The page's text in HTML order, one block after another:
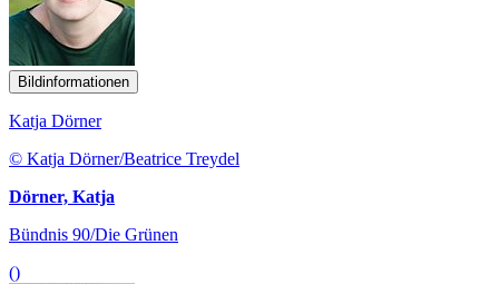
Bildinformationen
Katja Dörner
© Katja Dörner/Beatrice Treydel
Dörner, Katja
Bündnis 90/Die Grünen
()